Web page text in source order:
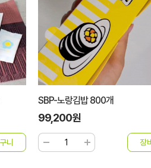
SBP-노랑김밥 800개
99,200원